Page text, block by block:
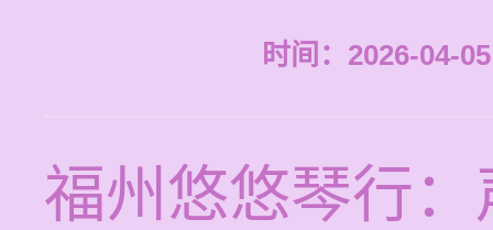
时间：2026-04-
福州悠悠琴行